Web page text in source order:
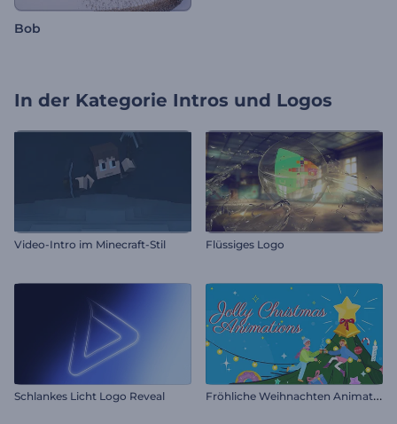
Bob
In der Kategorie Intros und Logos
Video-Intro im Minecraft-Stil Flüssiges Logo
Schlankes Licht Logo Reveal F
röhliche Weihnachten Animationen